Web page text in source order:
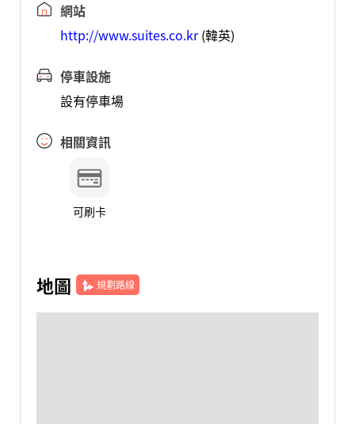
網站
http://www.suites.co.kr(韓英)
停車設施
設有停車場
相關資訊
可刷卡
地圖 規劃路線